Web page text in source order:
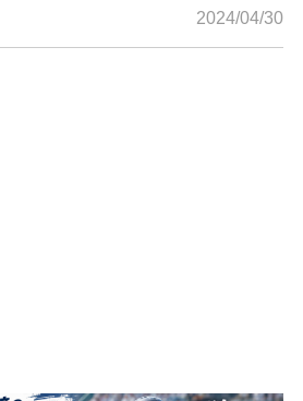
2024/04/30